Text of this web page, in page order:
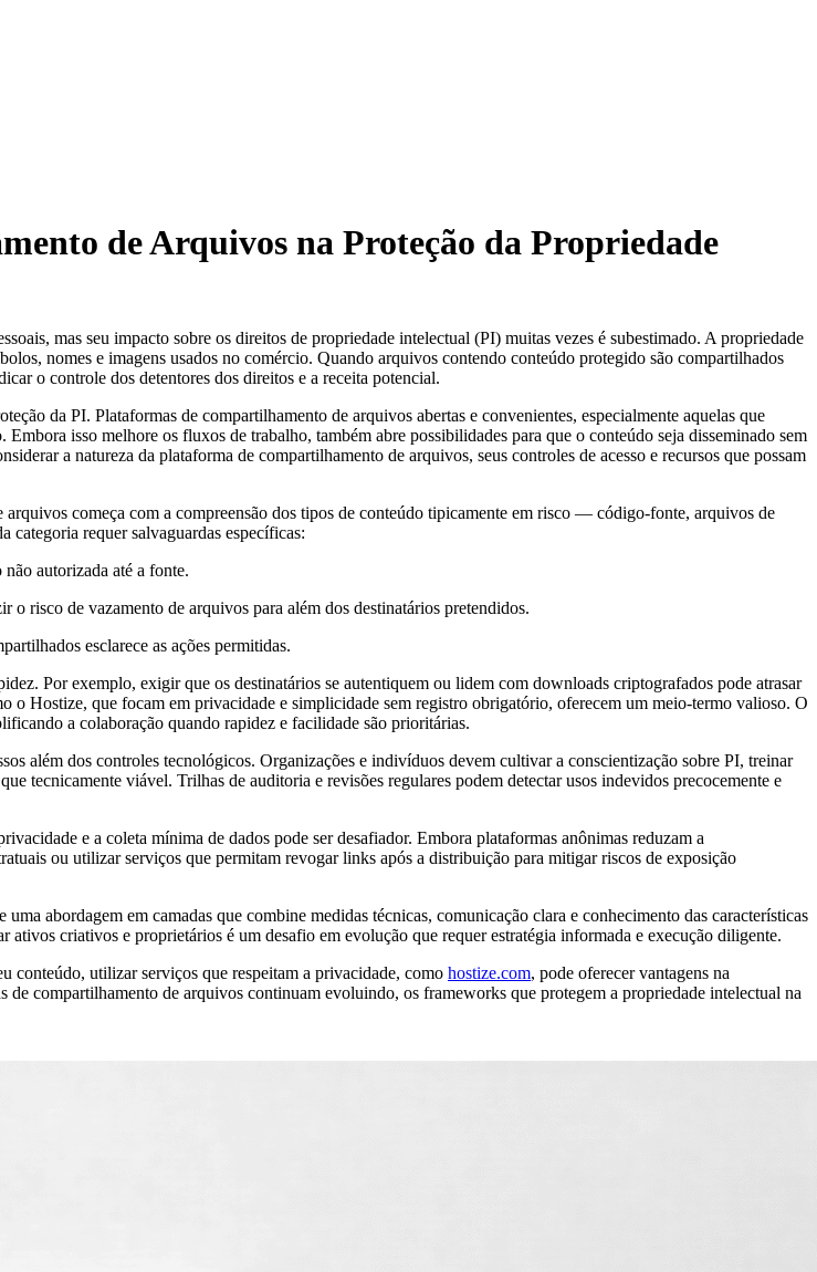
de Arquivos na Proteção da Propriedade
mas seu impacto sobre os direitos de propriedade intelectual (PI) muitas vezes é subestimado. A propriedade
nomes e imagens usados no comércio. Quando arquivos contendo conteúdo protegido são compartilhados
o controle dos detentores dos direitos e a receita potencial.
da PI. Plataformas de compartilhamento de arquivos abertas e convenientes, especialmente aquelas que
isso melhore os fluxos de trabalho, também abre possibilidades para que o conteúdo seja disseminado sem
a natureza da plataforma de compartilhamento de arquivos, seus controles de acesso e recursos que possam
começa com a compreensão dos tipos de conteúdo tipicamente em risco — código-fonte, arquivos de
categoria requer salvaguardas específicas:
autorizada até a fonte.
o risco de vazamento de arquivos para além dos destinatários pretendidos.
esclarece as ações permitidas.
Por exemplo, exigir que os destinatários se autentiquem ou lidem com downloads criptografados pode atrasar
o Hostize, que focam em privacidade e simplicidade sem registro obrigatório, oferecem um meio-termo valioso. O
a colaboração quando rapidez e facilidade são prioritárias.
além dos controles tecnológicos. Organizações e indivíduos devem cultivar a conscientização sobre PI, treinar
tecnicamente viável. Trilhas de auditoria e revisões regulares podem detectar usos indevidos precocemente e
e a coleta mínima de dados pode ser desafiador. Embora plataformas anônimas reduzam a
ou utilizar serviços que permitam revogar links após a distribuição para mitigar riscos de exposição
abordagem em camadas que combine medidas técnicas, comunicação clara e conhecimento das características
criativos e proprietários é um desafio em evolução que requer estratégia informada e execução diligente.
conteúdo, utilizar serviços que respeitam a privacidade, como hostize.com, pode oferecer vantagens na
compartilhamento de arquivos continuam evoluindo, os frameworks que protegem a propriedade intelectual na